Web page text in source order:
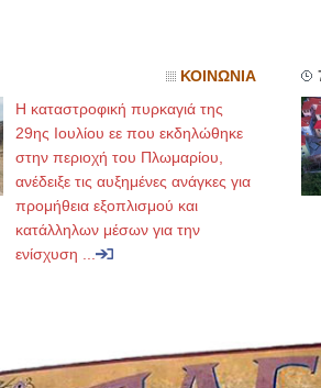
ΚΟΙΝΩΝΙΑ
Η καταστροφική πυρκαγιά της
29ης Ιουλίου εε που εκδηλώθηκε
στην περιοχή του Πλωμαρίου,
ανέδειξε τις αυξημένες ανάγκες για
προμήθεια εξοπλισμού και
κατάλληλων μέσων για την
ενίσχυση ...